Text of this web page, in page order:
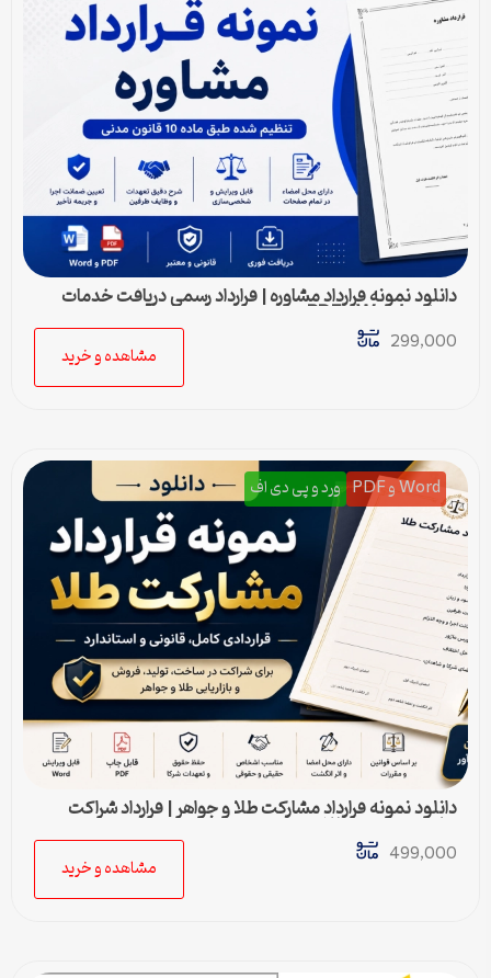
دانلود نمونه قرارداد مشاوره | قرارداد رسمی دریافت خدمات
مشاوره Word و PDF
299,000
مشاهده و خرید
Word و PDF ورد و پی دی اف
دانلود نمونه قرارداد مشارکت طلا و جواهر | قرارداد شراکت
ساخت و فروش طلا
499,000
مشاهده و خرید